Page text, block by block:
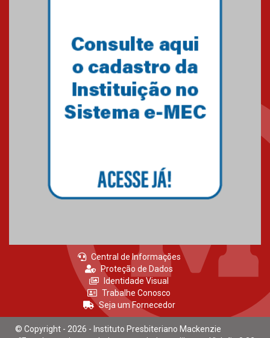
Central de Informações
Proteção de Dados
Identidade Visual
Trabalhe Conosco
Seja um Fornecedor
© Copyright - 2026 - Instituto Presbiteriano Mackenzie